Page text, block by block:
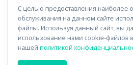
Навигация
Прайс-лист
Отзывы
О
С целью предоставления наиболее
обслуживания на данном сайте
файлы. Используя данный сайт, вы
использование нами cookie-файлов в
нашей политикой